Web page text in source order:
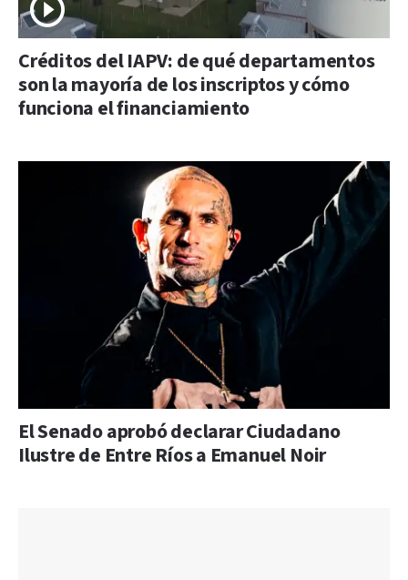
Créditos del IAPV: de qué departamentos
son la mayoría de los inscriptos y cómo
funciona el financiamiento
El Senado aprobó declarar Ciudadano
Ilustre de Entre Ríos a Emanuel Noir